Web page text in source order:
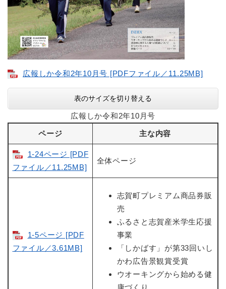
広報しか令和2年10月号 [PDFファイル／11.25MB]
表のサイズを切り替える
広報しか令和2年10月号
ページ 主な内容
1-24ページ [PDF
ファイル／11.25MB]
全体ページ
1-5ページ [PDF
ファイル／3.61MB]
志賀町プレミアム商品券販
売
ふるさと志賀産米学生応援
事業
「しかばす」が第33回いし
かわ広告景観賞受賞
ウオーキングから始める健